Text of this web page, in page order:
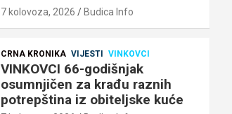
7 kolovoza, 2026 Budica Info
CRNA KRONIKA VIJESTI VINKOVCI
VINKOVCI 66-godišnjak
osumnjičen za krađu raznih
potrepština iz obiteljske kuće